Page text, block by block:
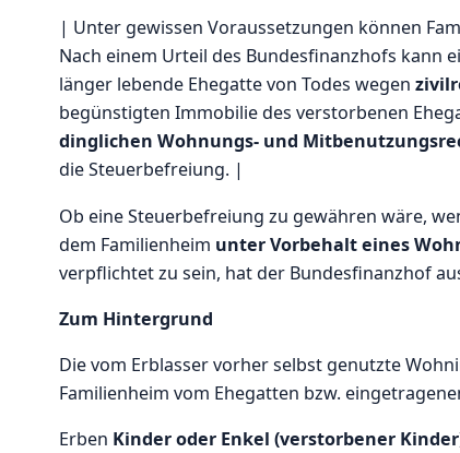
| Unter gewissen Voraussetzungen können
Nach einem Urteil des Bundesfinanzhofs kann
länger lebende Ehegatte von Todes wegen
begünstigten Immobilie des verstorbenen
dinglichen Wohnungs- und
die Steuerbefreiung. |
Ob eine Steuerbefreiung zu gewähren wäre,
dem Familienheim unter Vorbehalt eines
verpflichtet zu sein, hat der Bundesfinanzhof
Zum Hintergrund
Die vom Erblasser vorher selbst genutzte
Familienheim vom Ehegatten bzw.
Erben Kinder oder Enkel (verstorbener